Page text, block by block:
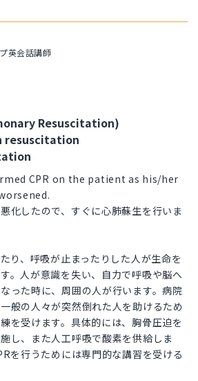
英会話講師
Resuscitation)
resuscitation
CPR on the patient as his/her
化したので、すぐに心肺蘇生を行いま
り、呼吸が止まったりした人が生命を
。人が意識を失い、自力で呼吸や脳へ
った時に、周囲の人が行います。病院
般の人々が突然倒れた人を助けるため
を受けます。具体的には、胸骨圧迫を
し、また人工呼吸で酸素を供給しま
を行うためには専門的な講習を受ける